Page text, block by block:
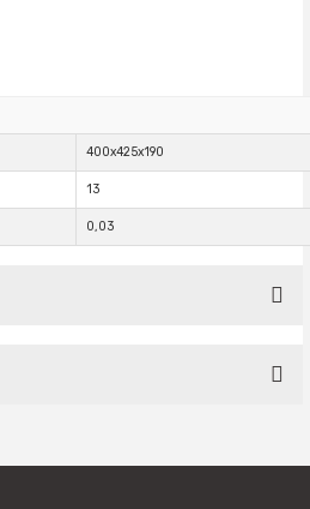
400x425x190
13
0,03
Yorum Yaz